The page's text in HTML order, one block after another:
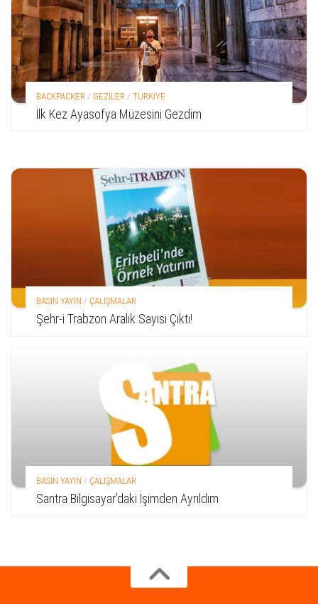
BACKPACKER / GEZİLER / TÜRKİYE
İlk Kez Ayasofya Müzesini Gezdim
BASIN YAYIN / ÇALIŞMALAR
Şehr-i Trabzon Aralık Sayısı Çıktı!
BASIN YAYIN / ÇALIŞMALAR
Santra Bilgisayar’daki İşimden Ayrıldım